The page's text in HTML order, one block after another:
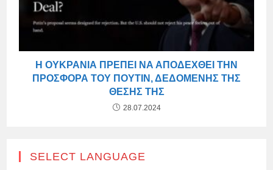
Η ΟΥΚΡΑΝΊΑ ΠΡΈΠΕΙ ΝΑ ΑΠΟΔΕΧΘΕΊ ΤΗΝ
ΠΡΟΣΦΟΡΆ ΤΟΥ ΠΟΎΤΙΝ, ΔΕΔΟΜΈΝΗΣ ΤΗΣ
ΘΈΣΗΣ ΤΗΣ
28.07.2024
SELECT LANGUAGE